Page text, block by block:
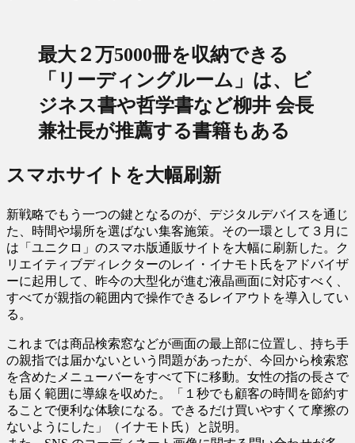
最大２万5000冊を収納できる
「リーディングルーム」は、ビ
ジネス書や哲学書など柳井 会長
兼社長が推薦する書籍もある
スマホサイトを大幅刷新
新戦略でもう一つの鍵となるのが、デジタルデバイスを通じ
た、時間や場所を選ばない集客施策。その一環として３月に
は「ユニクロ」のスマホ版通販サイトを大幅に刷新した。ク
リエイティブディレクターのレイ・イナモト氏をアドバイザ
ーに起用して、昨今の大型化が進む液晶画面に対応すべく、
すべてが親指の範囲内で操作できるレイアウトを導入してい
る。
これまでは商品検索窓などが画面の最上部に位置し、持ち手
の親指では届かないという問題があったが、今回から検索窓
を含めたメニューバーをすべて下に移動。女性の指の長さで
も届く範囲に導線を収めた。「１秒でも顧客の時間を節約す
ることで便利な体験になる。できるだけ買いやすくて摩擦の
ないようにした」（イナモト氏）と説明。